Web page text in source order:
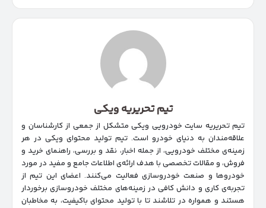
تیم تحریریه ویکی
تیم تحریریه سایت خودرویی ویکی متشکل از جمعی از کارشناسان و
علاقه‌مندان به دنیای خودرو است. تیم تولید محتوای ویکی در هر
زمینه‌‌ی مختلف خودرویی، از جمله اخبار، نقد و بررسی، راهنمای خرید و
فروش، و مقالات تخصصی با هدف ارائه‌ی اطلاعات جامع و مفید در مورد
خودروها و صنعت خودروسازی فعالیت می‌کنند. اعضای این تیم از
تجربه‌ی کاری و دانش کافی در زمینه‌های مختلف خودروسازی برخوردار
هستند و همواره در تلاشند تا با تولید محتوای باکیفیت، به مخاطبان